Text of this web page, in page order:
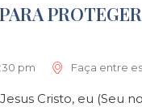
pm Faça entre
Cristo, eu (Seu